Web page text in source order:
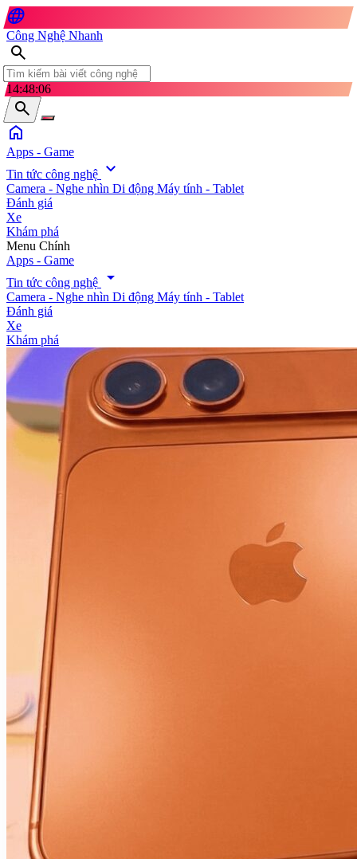
language
Công Nghệ Nhanh
search
14:48:07
search
home
Apps - Game
Tin tức công nghệ expand_more
Camera - Nghe nhìn Di động Máy tính - Tablet
Đánh giá
Xe
Khám phá
search
Menu Chính
Apps - Game
Tin tức công nghệ
arrow_drop_down
Camera - Nghe nhìn Di động Máy tính - Tablet
Đánh giá
Xe
Khám phá